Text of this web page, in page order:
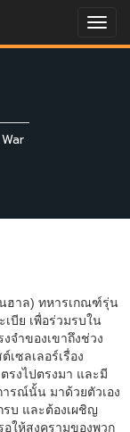
War
ฮาล) ทหารเกณฑ์รุ่น
บีย เพื่อร่วมรบใน
จำของเขาถึงช่วง
ซลเลอร์เรื่อง
รงไปตรงมา และมี
รณ์นั้น มาด้วยตัวเอง
รบ และต้องเผชิญ
ให้สงครามของพวก